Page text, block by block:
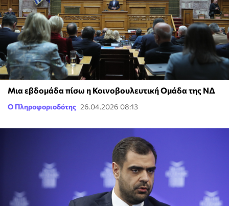
Μια εβδομάδα πίσω η Κοινοβουλευτική Ομάδα της ΝΔ
Ο Πληροφοριοδότης 26.04.2026 08:13